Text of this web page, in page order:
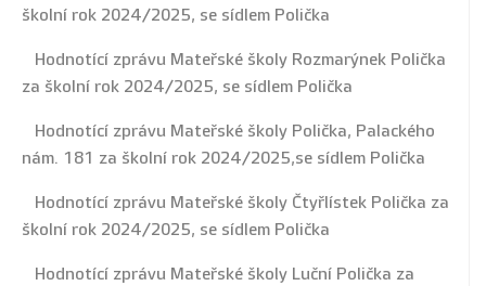
školní rok 2024/2025, se sídlem Polička
Hodnotící zprávu Mateřské školy Rozmarýnek Polička
za školní rok 2024/2025, se sídlem Polička
Hodnotící zprávu Mateřské školy Polička, Palackého
nám. 181 za školní rok 2024/2025,se sídlem Polička
Hodnotící zprávu Mateřské školy Čtyřlístek Polička za
školní rok 2024/2025, se sídlem Polička
Hodnotící zprávu Mateřské školy Luční Polička za